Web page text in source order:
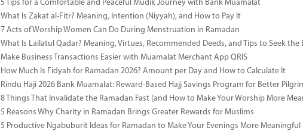
5 Tips for a Comfortable and Peaceful Mudik Journey with Bank Muamalat
What Is Zakat al-Fitr? Meaning, Intention (Niyyah), and How to Pay It
7 Acts of Worship Women Can Do During Menstruation in Ramadan
What Is Lailatul Qadar? Meaning, Virtues, Recommended Deeds, and Tips to Seek the
Make Business Transactions Easier with Muamalat Merchant App QRIS
How Much Is Fidyah for Ramadan 2026? Amount per Day and How to Calculate It
Rindu Haji 2026 Bank Muamalat: Reward-Based Hajj Savings Program for Better
8 Things That Invalidate the Ramadan Fast (and How to Make Your Worship More
5 Reasons Why Charity in Ramadan Brings Greater Rewards for Muslims
5 Productive Ngabuburit Ideas for Ramadan to Make Your Evenings More Meaningful